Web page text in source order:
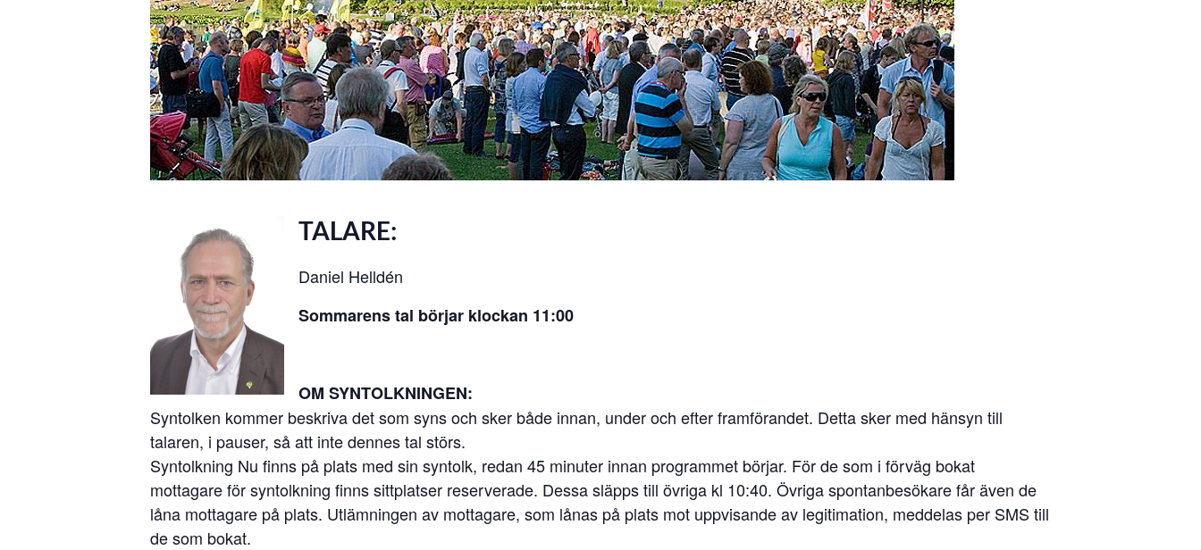
TALARE:
Daniel Helldén
Sommarens tal börjar klockan 11:00
OM SYNTOLKNINGEN:
Syntolken kommer beskriva det som syns och sker både innan, under och efter framförandet. Detta sker med hänsyn till
talaren, i pauser, så att inte dennes tal störs.
Syntolkning Nu finns på plats med sin syntolk, redan 45 minuter innan programmet börjar. För de som i förväg bokat
mottagare för syntolkning finns sittplatser reserverade. Dessa släpps till övriga kl 10:40. Övriga spontanbesökare får även de
låna mottagare på plats. Utlämningen av mottagare, som lånas på plats mot uppvisande av legitimation, meddelas per SMS till
de som bokat.